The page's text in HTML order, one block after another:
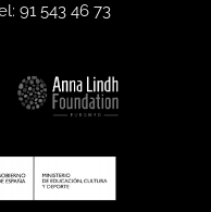
91 543 46 73